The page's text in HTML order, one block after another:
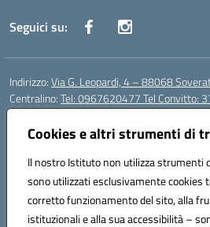
Cookies e altri strumenti di
Il nostro Istituto non utilizza strumenti
sono utilizzati esclusivamente cookies
corretto funzionamento del sito, alla
istituzionali e alla sua accessibilità –
Seguici su:
Indirizzo:Via G. Leopardi, 4 – 88068
Centralino:Tel: 0967620477 Tel Convitto:
Email:
Posta elettronica certificata (PEC):
Codice fiscale: 84000690796
Codice meccanografico:CZRH04000Q
Codice Indice delle Pubbliche
Codice unico di fatturazione (CUF): UF9M13